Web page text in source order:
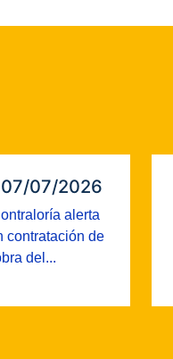
07/2026
alerta
contratación de
del...